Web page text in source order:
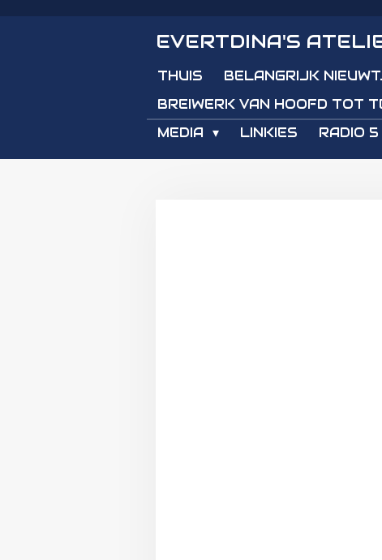
EVERTDINA'S
THUIS BELANGRIJK
BREIWERK VAN HOOFD TOT
MEDIA
LINKIES RADIO 5